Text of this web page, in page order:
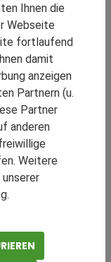
Ihnen die
Webseite
fortlaufend
damit
anzeigen
Partnern (u.
Partner
anderen
Weitere